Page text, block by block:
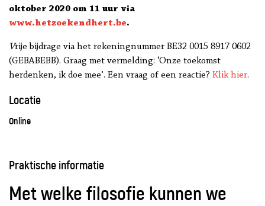
oktober 2020 om 11 uur via
www.hetzoekendhert.be.
Vrije bijdrage via het rekeningnummer BE32 0015 8917 0602
(GEBABEBB). Graag met vermelding: ‘Onze toekomst
herdenken, ik doe mee’. Een vraag of een reactie? Klik hier.
Locatie
Online
Praktische informatie
Met welke filosofie kunnen we